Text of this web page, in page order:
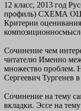
12 класс, 2013 год
профиль) СХЕМА
Критерии
Сочинение чем
читателю Именно
множество проблем.
Сергеевич Тургенев
Сочинение на тему
вкладки. Эссе на